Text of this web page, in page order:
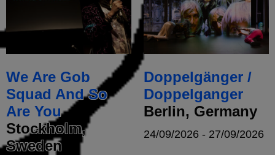
We Are Gob
Squad And So
Are You
Stockholm,
Sweden
Doppelgänger /
Doppelganger
Berlin, Germany
24/09/2026 - 27/09/2026